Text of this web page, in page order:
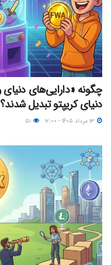
چگونه «دارایی‌های
دنیای کریپتو تبدیل شدند؟